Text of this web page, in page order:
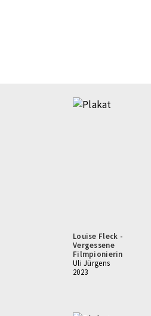
Louise Fleck -
Vergessene
Filmpionierin
Uli Jürgens
2023
Seitennummerierung